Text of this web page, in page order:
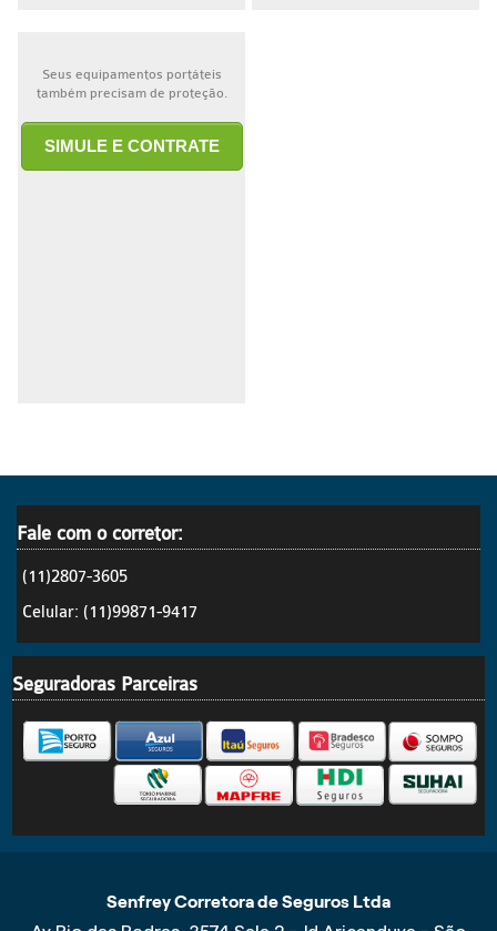
Seus equipamentos portáteis
também precisam de proteção.
SIMULE E CONTRATE
Fale com o corretor:
(11)2807-3605
Celular: (11)99871-9417
Seguradoras Parceiras
Senfrey Corretora de Seguros Ltda